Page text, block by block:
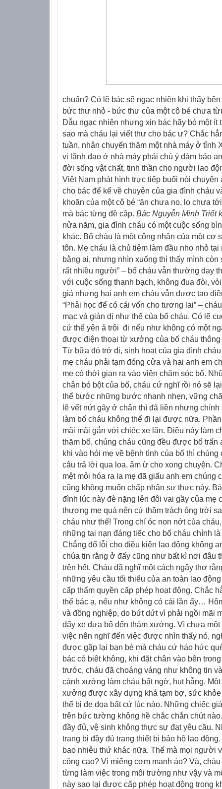
chuẩn? Có lẽ bác sẽ ngạc nhiên khi thấy
bức thư nhỏ - bức thư của một cô bé chưa
Dẫu ngạc nhiên nhưng xin bác hãy bỏ một ít
sao mà cháu lại viết thư cho bác ư? Chắc
tuần, nhân chuyến thăm một nhà máy ở tỉnh
vị lãnh đạo ở nhà máy phải chú ý đảm bảo
đời sống vật chất, tinh thần cho người lao
Việt Nam phát hình trực tiếp buổi nói chuyện
cho bác để kể về chuyện của gia đình cháu
khoăn của một cô bé “ăn chưa no, lo chưa
mà bác từng đề cập. Bác Nguyễn Minh Triết
nửa năm, gia đình cháu có một cuộc sống
khác. Bố cháu là một công nhân của một cơ
tôn. Mẹ cháu là chủ tiệm làm đầu nho nhỏ tại
bằng ai, nhưng nhìn xuống thì thấy mình
rất nhiều người” – bố cháu vẫn thường dạy
với cuộc sống thanh bạch, không đua đòi, vòi
giả nhưng hai anh em cháu vẫn được tạo
“Phải học để có cái vốn cho tương lai” –
mạc và giản dị như thế của bố cháu. Có lẽ
cứ thế yên ả trôi đi nếu như không có một
được điện thoại từ xưởng của bố cháu
Từ bữa đó trở đi, sinh hoạt của gia đình
mẹ cháu phải tạm đóng cửa và hai anh em
mẹ có thời gian ra vào viện chăm sóc bố.
chân bó bột của bố, cháu cứ nghĩ rồi nó sẽ
thể bước những bước nhanh nhẹn, vững
lẽ vết nứt gãy ở chân thì đã liền nhưng
làm bố cháu không thể đi lại được nữa.
mãi mãi gắn với chiêc xe lăn. Điều này làm
thăm bố, chúng cháu cũng đều được bố trấn
khi vào hỏi mẹ về bệnh tình của bố thì
câu trả lời qua loa, ậm ừ cho xong chuyện.
mệt mỏi hóa ra la mẹ đã giấu anh em chúng
cũng không muốn chấp nhận sự thực này.
đình lúc này đè nặng lên đôi vai gầy của mẹ
thương mẹ quá nên cứ thầm trách ông trời
cháu như thế! Trong chí óc non nớt của
những tai nạn đáng tiếc cho bố cháu chính
Chẳng đổ lỗi cho điều kiện lao động không
chúa tin rằng ở đấy cũng như bất kì nơi đâu
trên hết. Cháu đã nghĩ một cách ngây thơ
những yêu cầu tối thiểu của an toàn lao
cấp thẩm quyền cấp phép hoạt động. Chắc
thế bác ạ, nếu như không có cái lần ấy…
và đồng nghiệp, do bứt dứt vì phải ngồi mãi
đẩy xe đưa bố đến thăm xưởng. Vì chưa
việc nên nghĩ đến việc được nhìn thấy nó,
được gặp lại bạn bè mà cháu cứ háo hức
bác có biêt không, khi đặt chân vào bên
trước, cháu đã choáng váng như không tin
cảnh xưởng làm cháu bất ngờ, hụt hẫng.
xưởng được xây dựng khá tạm bợ, sức
thể bị đe dọa bất cứ lúc nào. Những chiếc
trên bức tường không hề chắc chắn chút
đầy đủ, vệ sinh không thực sự đạt yêu cầu.
trang bị đầy đủ trang thiết bị bảo hộ lao
bao nhiêu thứ khác nữa. Thế mà mọi người
công cao? Vì miếng cơm manh áo? Và,
từng làm việc trong môi trường như vậy và
này sao lại được cấp phép hoạt động trong